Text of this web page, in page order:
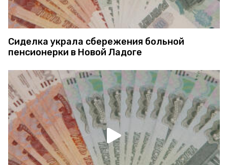
Сиделка украла сбережения больной
пенсионерки в Новой Ладоге